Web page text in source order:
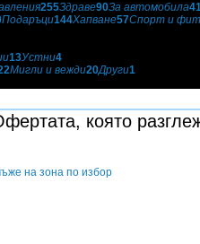
255Здраве90За автомобила
Подаръци144Хапване57Спорт и
13Устни4
Мигли и вежди20Други1
която
на зона по избор